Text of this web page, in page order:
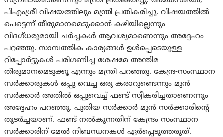
പി‌എംശ്രീ വിഷയത്തിലും മന്ത്രി പ്രതികരിച്ചു. വിഷയത്തിൽ
പെട്ടെന്ന് തീരുമാനമെടുക്കാൻ കഴിയില്ലെന്നും
വിദഗ്ധരുമായി ചർച്ചകൾ ആവശ്യമാണെന്നും അദ്ദേഹം
പറഞ്ഞു. സാമ്പത്തിക കാര്യങ്ങൾ ഉൾപ്പെടെയുള്ള
റിപ്പോർട്ടുകൾ പരിഗണിച്ച ശേഷമേ അന്തിമ
തീരുമാനമെടുക്കൂ എന്നും മന്ത്രി പറഞ്ഞു. കേന്ദ്ര-സംസ്ഥാന
സർക്കാരുകൾ ഒപ്പു വെച്ച ഒരു കരാറുണ്ടെന്നും മുൻ
സർക്കാർ അതിൽ ഒപ്പുവെച്ച് ഫണ്ട് സ്വീകരിച്ചതാണെന്നും
അദ്ദേഹം പറഞ്ഞു. പുതിയ സർക്കാർ മുൻ സർക്കാരിന്റെ
തുടർച്ചയാണ്. ഫണ്ട് നൽകുന്നതിന് കേന്ദ്രം സംസ്ഥാന
സർക്കാരിന് മേൽ നിബന്ധനകൾ ഏർപ്പെടുത്തരുത്.